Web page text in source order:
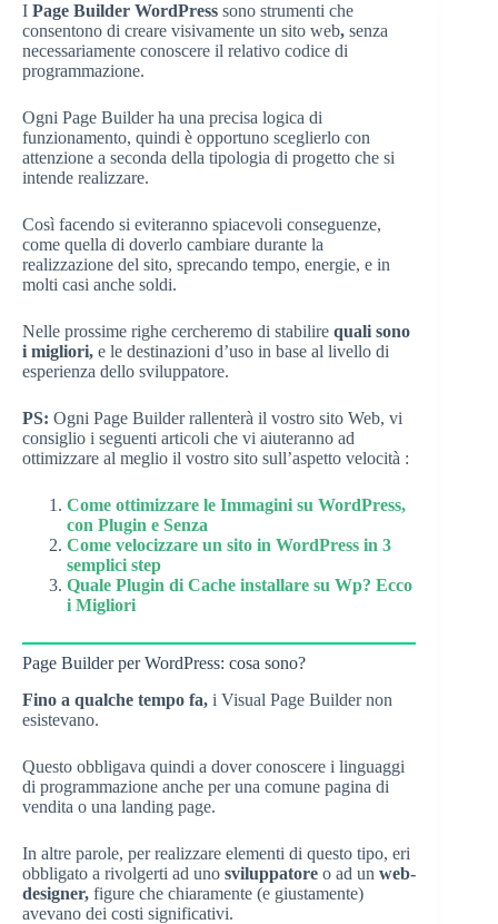
I Page Builder WordPress sono strumenti che
consentono di creare visivamente un sito web, senza
necessariamente conoscere il relativo codice di
programmazione.
Ogni Page Builder ha una precisa logica di
funzionamento, quindi è opportuno sceglierlo con
attenzione a seconda della tipologia di progetto che si
intende realizzare.
Così facendo si eviteranno spiacevoli conseguenze,
come quella di doverlo cambiare durante la
realizzazione del sito, sprecando tempo, energie, e in
molti casi anche soldi.
Nelle prossime righe cercheremo di stabilire quali sono
i migliori, e le destinazioni d’uso in base al livello di
esperienza dello sviluppatore.
PS: Ogni Page Builder rallenterà il vostro sito Web, vi
consiglio i seguenti articoli che vi aiuteranno ad
ottimizzare al meglio il vostro sito sull’aspetto velocità :
Come ottimizzare le Immagini su WordPress,
con Plugin e Senza
Come velocizzare un sito in WordPress in 3
semplici step
Quale Plugin di Cache installare su Wp? Ecco
i Migliori
Page Builder per WordPress: cosa sono?
Fino a qualche tempo fa, i Visual Page Builder non
esistevano.
Questo obbligava quindi a dover conoscere i linguaggi
di programmazione anche per una comune pagina di
vendita o una landing page.
In altre parole, per realizzare elementi di questo tipo, eri
obbligato a rivolgerti ad uno sviluppatore o ad un web-
designer, figure che chiaramente (e giustamente)
avevano dei costi significativi.